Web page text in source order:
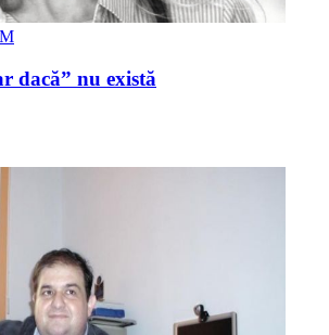
dacă” nu există